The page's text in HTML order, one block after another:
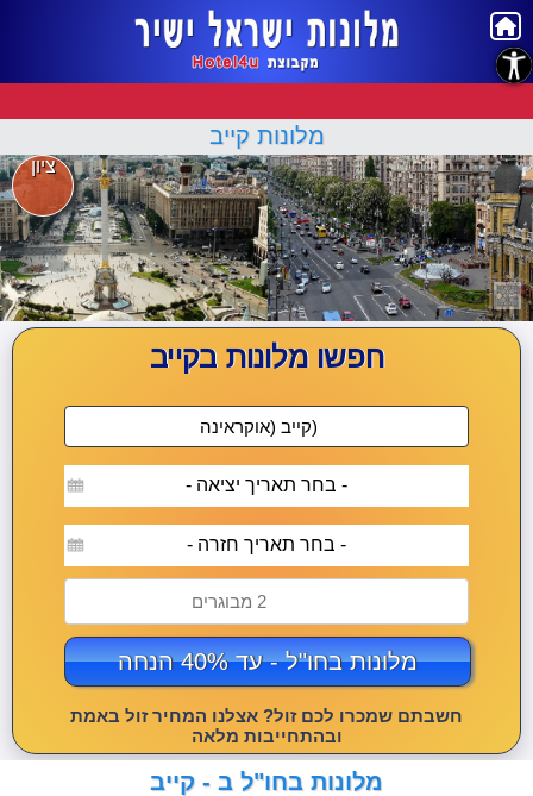
מלונות קייב
ציון
חפשו מלונות בקייב
- בחר תאריך יציאה -
- בחר תאריך חזרה -
2 מבוגרים
מלונות בחו"ל - עד 40% הנחה
חשבתם שמכרו לכם זול? אצלנו המחיר זול באמת
ובהתחייבות מלאה
מלונות בחו"ל ב - קייב
נגישות